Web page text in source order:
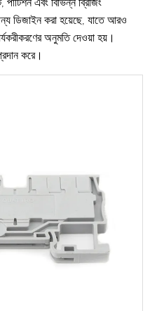
জন্য ডিজাইন করা হয়েছে, যাতে আরও
অনুমতি দেওয়া হয়।
করে।